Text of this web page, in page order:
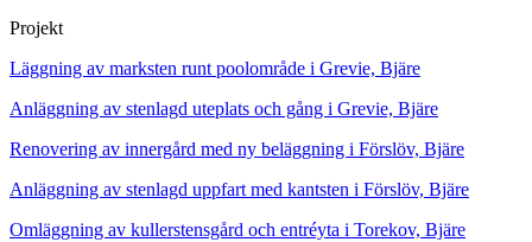
Projekt
Läggning av marksten runt poolområde i Grevie, Bjäre
Anläggning av stenlagd uteplats och gång i Grevie, Bjäre
Renovering av innergård med ny beläggning i Förslöv, Bjäre
Anläggning av stenlagd uppfart med kantsten i Förslöv, Bjäre
Omläggning av kullerstensgård och entréyta i Torekov, Bjäre